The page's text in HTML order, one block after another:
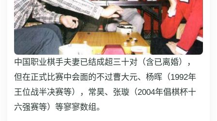
中国职业棋手夫妻已结成超三十对（含已离婚），
但在正式比赛中会面的不过曹大元、杨晖（1992年
王位战半决赛等），常昊、张璇（2004年倡棋杯十
六强赛等）等寥寥数组。